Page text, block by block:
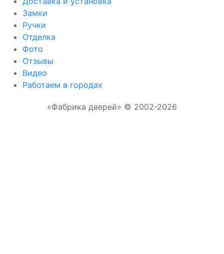
Замки
Ручки
Отделка
Фото
Отзывы
Видео
Работаем в городах
«Фабрика дверей» © 2002-2026